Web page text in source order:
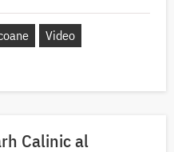
Video
Calinic al